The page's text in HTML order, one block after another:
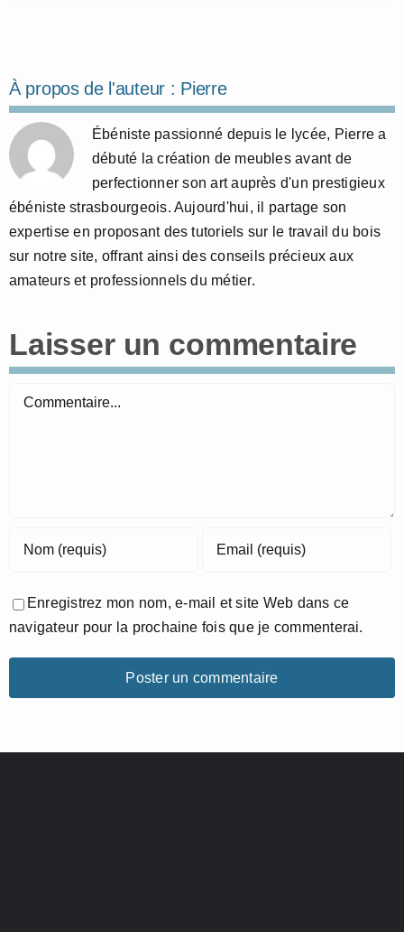
À propos de l'auteur : Pierre
Ébéniste passionné depuis le lycée, Pierre a
débuté la création de meubles avant de
perfectionner son art auprès d'un prestigieux
ébéniste strasbourgeois. Aujourd'hui, il partage son
expertise en proposant des tutoriels sur le travail du bois
sur notre site, offrant ainsi des conseils précieux aux
amateurs et professionnels du métier.
Laisser un commentaire
Commentaire
Enregistrez mon nom, e-mail et site Web dans ce
navigateur pour la prochaine fois que je commenterai.